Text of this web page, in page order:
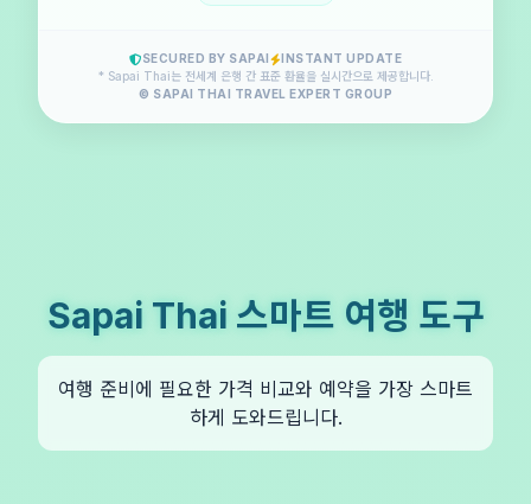
SECURED BY SAPAI
INSTANT UPDATE
* Sapai Thai는 전세계 은행 간 표준 환율을 실시간으로 제공합니다.
© SAPAI THAI TRAVEL EXPERT GROUP
Sapai Thai 스마트 여행 도구
여행 준비에 필요한 가격 비교와 예약을 가장 스마트
하게 도와드립니다.